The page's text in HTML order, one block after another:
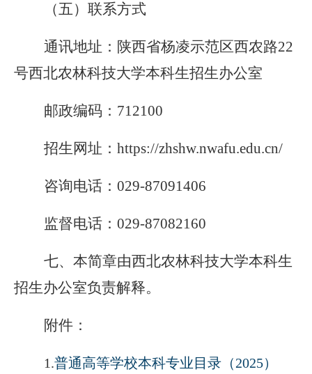
（五）联系方式
通讯地址：陕西省杨凌示范区西农路22
号西北农林科技大学本科生招生办公室
邮政编码：712100
招生网址：https://zhshw.nwafu.edu.cn/
咨询电话：029-87091406
监督电话：029-87082160
七、本简章由西北农林科技大学本科生
招生办公室负责解释。
附件：
1.普通高等学校本科专业目录（2025）